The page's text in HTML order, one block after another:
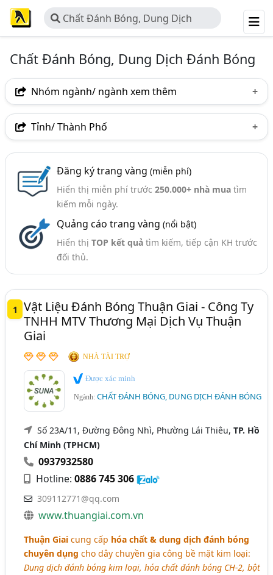
Chất Đánh Bóng, Dung Dịch
Đánh Bóng
Chất Đánh Bóng, Dung Dịch Đánh Bóng
Nhóm ngành/ ngành xem thêm
Ngành nghề
Ngành xem thêm
Lơ, Nỉ, Sáp, Chổi Đánh Bóng, ..Vật Liệu Đánh Bóng (110)
Tỉnh/ Thành Phố
Bình Dương
Tp. Đà Nẵng
TP. Hải Phòng
Long An
Đăng ký trang vàng (miễn phí)
Hiển thị miễn phí trước 250.000+ nhà muatìm
kiếm mỗi ngày.
Quảng cáo trang vàng (nổi bật)
Hiển thị TOP kết quảtìm kiếm, tiếp cận KH trước
đối thủ.
1
Vật Liệu Đánh Bóng Thuận Giai - Công Ty
TNHH MTV Thương Mại Dịch Vụ Thuận
Giai
NHÀ TÀI TRỢ
Được xác minh
Ngành:CHẤT ĐÁNH BÓNG, DUNG DỊCH ĐÁNH BÓNG
Số 23A/11, Đường Đông Nhì, Phường Lái Thiêu,TP. Hồ
Chí Minh (TPHCM)
0937932580
Hotline:0886 745 306
309112771@qq.com
www.thuangiai.com.vn
Thuận Giai cung cấp hóa chất & dung dịch đánh bóng
chuyên dụng cho dây chuyền gia công bề mặt kim loại:
Dung dịch đánh bóng kim loại, hóa chất đánh bóng CH-2, bột